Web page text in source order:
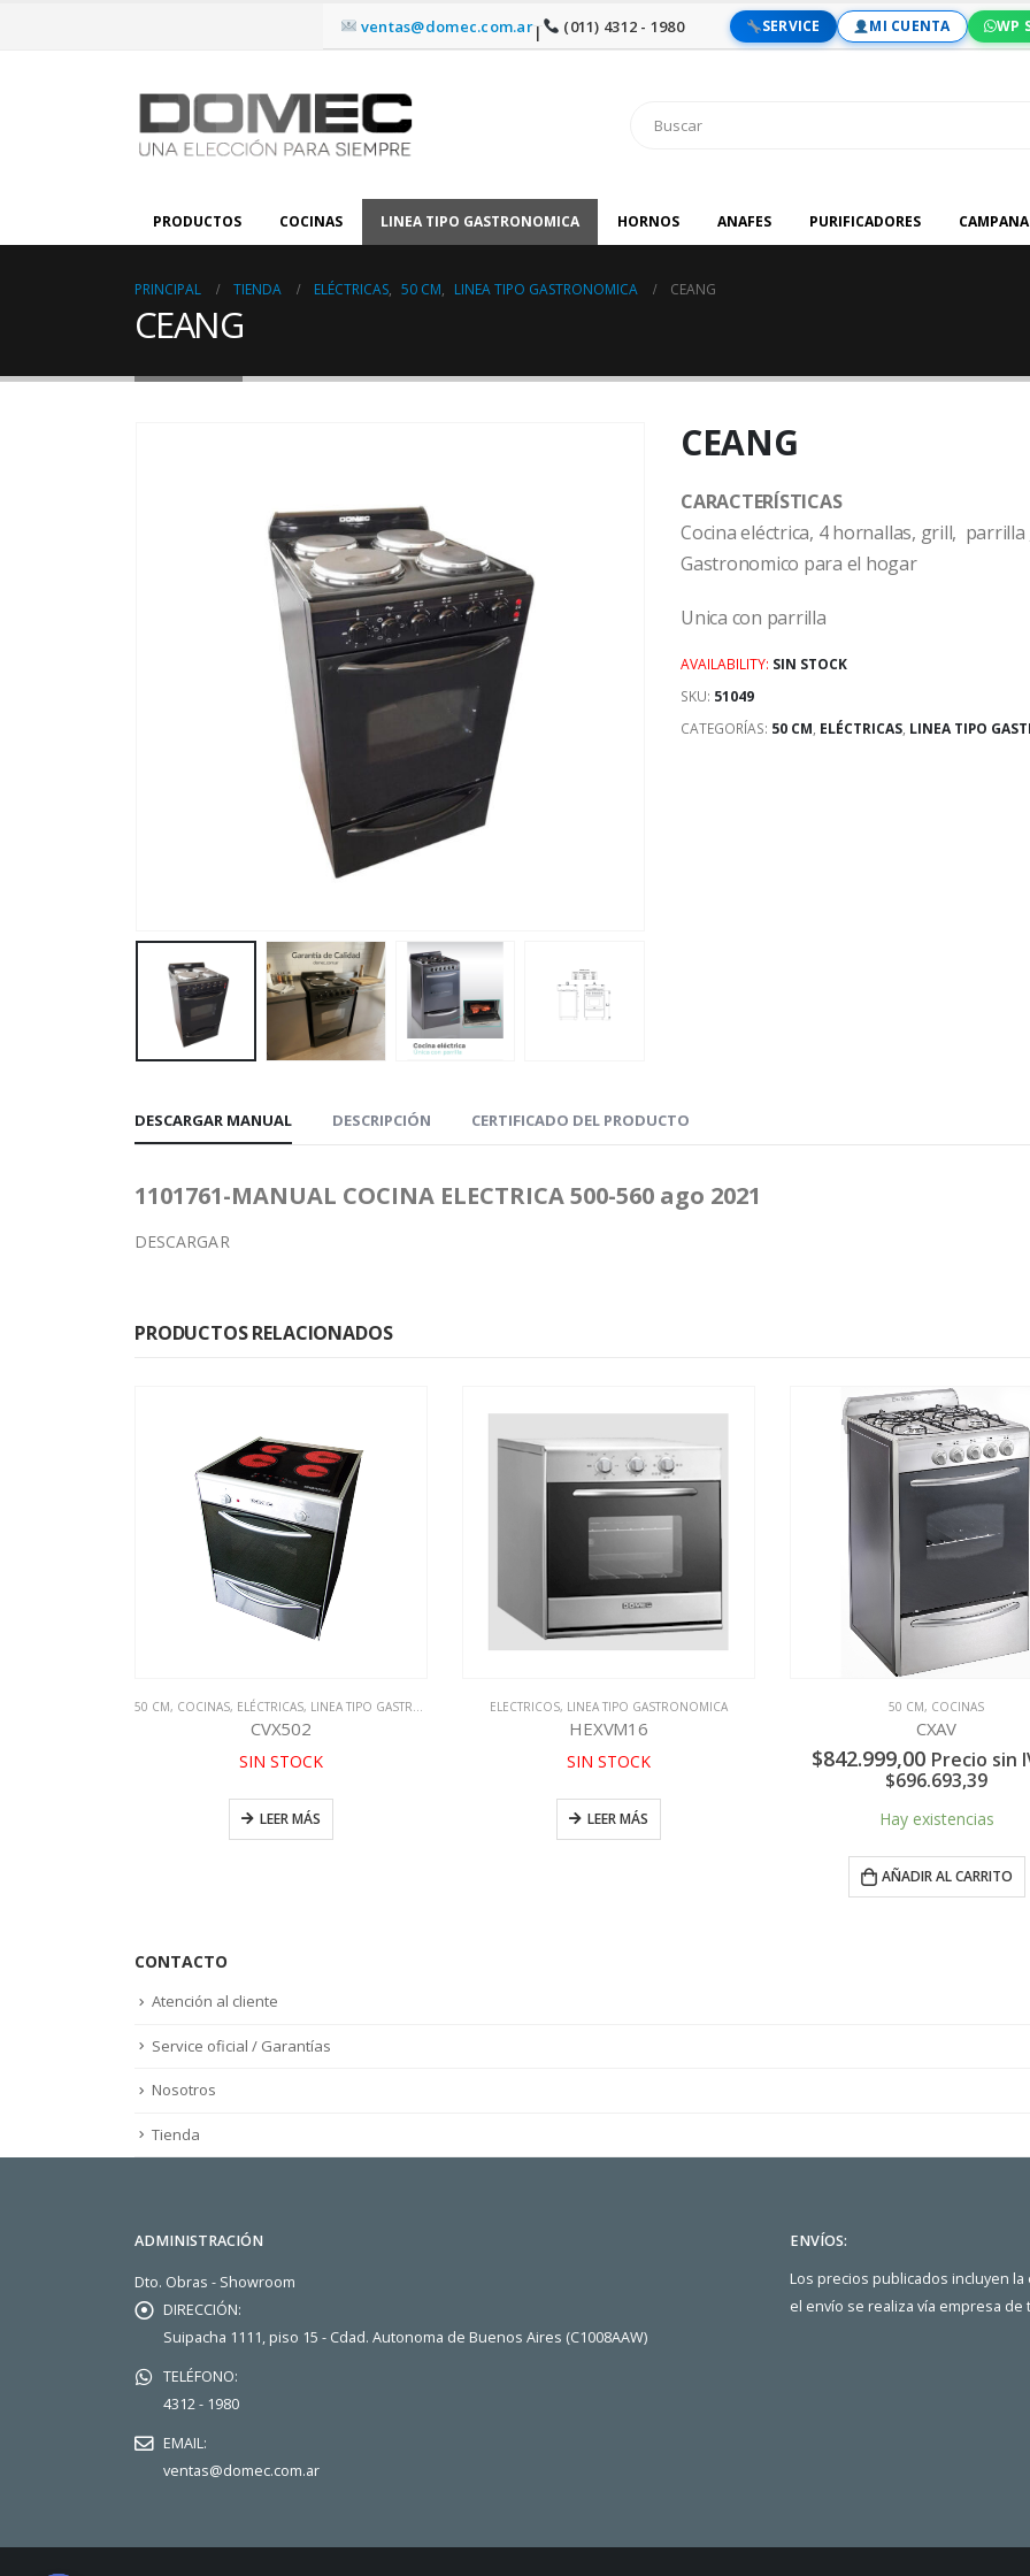
ventas@domec.com.ar| (011) 4312 - 1980 SERVICE MI CUENTA WP
PRODUCTOS COCINAS LINEA TIPO GASTRONOMICA HORNOS ANAFES PURIFICADORES
PRINCIPAL TIENDA ELÉCTRICAS, 50 CM, LINEA TIPO GASTRONOMICA CEANG
CEANG
CEANG
CARACTERÍSTICAS
Cocina eléctrica, 4 hornallas, grill,
Gastronomico para el hogar
Unica con parrilla
AVAILABILITY: SIN STOCK
SKU: 51049
CATEGORÍAS: 50 CM, ELÉCTRICAS, LINEA TIPO
DESCARGAR MANUAL DESCRIPCIÓN CERTIFICADO DEL PRODUCTO
1101761-MANUAL COCINA ELECTRICA 500-560 ago 2021
DESCARGAR
PRODUCTOS RELACIONADOS
50 CM, COCINAS, ELÉCTRICAS, LINEA TIPO GASTRONOMICA
CVX502
SIN STOCK
LEER MÁS
ELECTRICOS, LINEA TIPO GASTRONOMICA
HEXVM16
SIN STOCK
LEER MÁS
50 CM, COCINAS
CXAV
$842.999,00 Precio sin
$696.693,39
Hay existencias
AÑADIR AL CARRITO
CONTACTO
Atención al cliente
Service oficial / Garantías
Nosotros
Tienda
ADMINISTRACIÓN
Dto. Obras - Showroom
DIRECCIÓN:
Suipacha 1111, piso 15 - Cdad. Autonoma de Buenos Aires (C1008AAW)
TELÉFONO:
4312 - 1980
EMAIL:
ventas@domec.com.ar
ENVÍOS:
Los precios publicados incluyen
el envío se realiza vía empresa